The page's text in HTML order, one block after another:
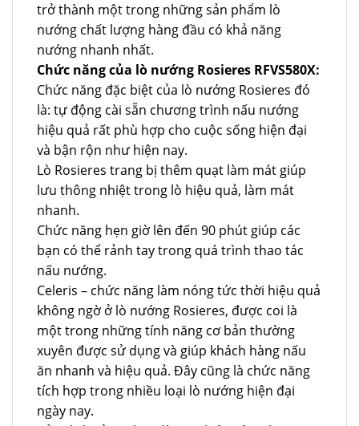
trở thành một trong những sản phẩm lò
nướng chất lượng hàng đầu có khả năng
nướng nhanh nhất.
Chức năng của lò nướng Rosieres RFVS580X:
Chức năng đặc biệt của lò nướng Rosieres đó
là: tự động cài sẵn chương trình nấu nướng
hiệu quả rất phù hợp cho cuộc sống hiện đại
và bận rộn như hiện nay.
Lò Rosieres trang bị thêm quạt làm mát giúp
lưu thông nhiệt trong lò hiệu quả, làm mát
nhanh.
Chức năng hẹn giờ lên đến 90 phút giúp các
bạn có thể rảnh tay trong quá trình thao tác
nấu nướng.
Celeris – chức năng làm nóng tức thời hiệu quả
không ngờ ở lò nướng Rosieres, được coi là
một trong những tính năng cơ bản thường
xuyên được sử dụng và giúp khách hàng nấu
ăn nhanh và hiệu quả. Đây cũng là chức năng
tích hợp trong nhiều loại lò nướng hiện đại
ngày nay.